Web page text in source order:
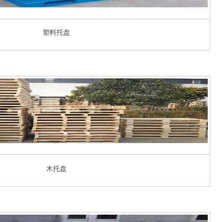
塑料托盘
木托盘